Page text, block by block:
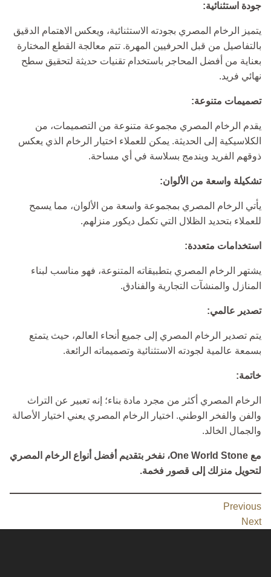
جودة استثنائية:
يتميز الرخام المصري بجودته الاستثنائية، ويعكس الاهتمام الدقيق
بالتفاصيل من قبل الحرفيين المهرة. تتم معالجة القطع المختارة
بعناية من أفضل المحاجر باستخدام تقنيات حديثة لتحقيق سطح
نهائي فريد.
تصميمات متنوعة:
يقدم الرخام المصري مجموعة متنوعة من التصميمات، من
الكلاسيكية إلى الحديثة. يمكن للعملاء اختيار الرخام الذي يعكس
ذوقهم الفريد ويندمج بسلاسة في أي مساحة.
تشكيلة واسعة من الألوان:
يأتي الرخام المصري بمجموعة واسعة من الألوان، مما يسمح
للعملاء بتحديد الظلال التي تكمل ديكور منزلهم.
استخدامات متعددة:
يشتهر الرخام المصري بتطبيقاته المتنوعة، فهو مناسب لبناء
المنازل والمنشآت التجارية والفنادق.
تصدير عالمي:
يتم تصدير الرخام المصري إلى جميع أنحاء العالم، حيث يتمتع
بسمعة عالمية لجودته الاستثنائية وتصميماته الرائعة.
خاتمة:
الرخام المصري أكثر من مجرد مادة بناء؛ إنه تعبير عن التراث
والفن والفخر الوطني. اختيار الرخام المصري يعني اختيار الأصالة
والجمال الخالد.
مع One World Stone، نفخر بتقديم أفضل أنواع الرخام المصري
لتحويل منزلك إلى قصور فخمة.
Previous
Next